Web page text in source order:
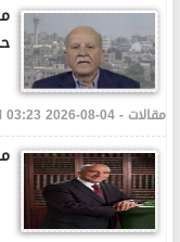
مقالات - 04-08-2026 03:23 PM